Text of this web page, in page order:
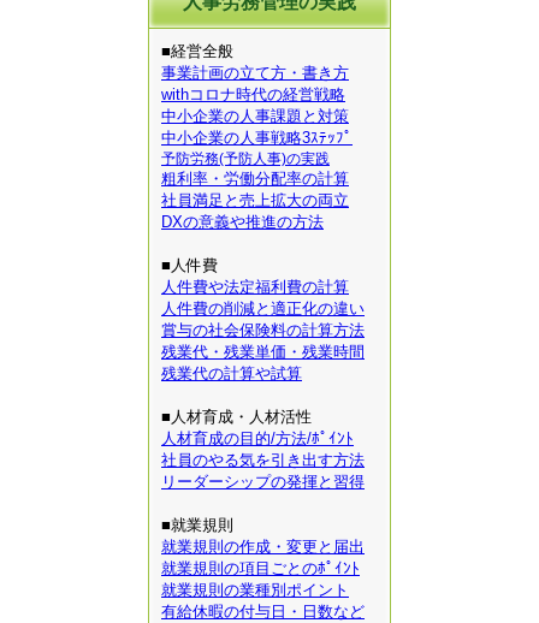
■経営全般
事業計画の立て方・書き方
withコロナ時代の経営戦略
中小企業の人事課題と対策
中小企業の人事戦略3ｽﾃｯﾌﾟ
予防労務(予防人事)の実践
粗利率・労働分配率の計算
社員満足と売上拡大の両立
DXの意義や推進の方法
■人件費
人件費や法定福利費の計算
人件費の削減と適正化の違い
賞与の社会保険料の計算方法
残業代・残業単価・残業時間
残業代の計算や試算
■人材育成・人材活性
人材育成の目的/方法/ﾎﾟｲﾝﾄ
社員のやる気を引き出す方法
リーダーシップの発揮と習得
■就業規則
就業規則の作成・変更と届出
就業規則の項目ごとのﾎﾟｲﾝﾄ
就業規則の業種別ポイント
有給休暇の付与日・日数など